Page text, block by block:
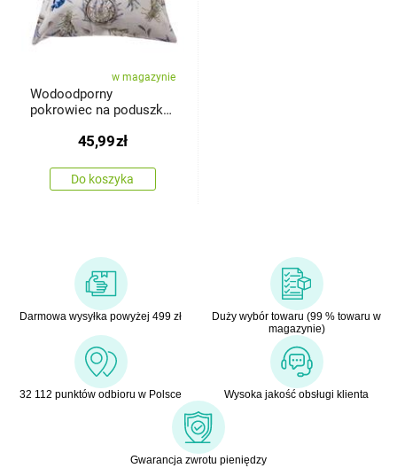
w magazynie
Wodoodporny
pokrowiec na poduszkę
45,99zł
Do koszyka
Darmowa wysyłka powyżej 499 zł
Duży wybór towaru (99 % towaru w
magazynie)
32 112 punktów odbioru w Polsce Wysoka jakość obsługi klienta
Gwarancja zwrotu pieniędzy